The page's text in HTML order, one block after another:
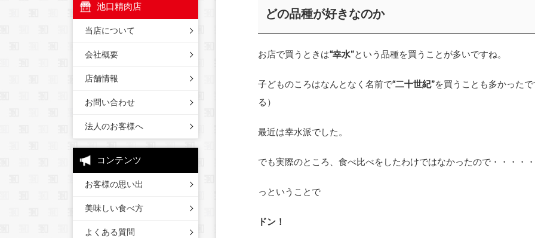
どの品種が好きなのか
お店で買うときは“幸水”という品種を買うことが多いですね。
子どものころはなんとなく名前で“二十世紀”を買うことも多かった
る）
最近は幸水派でした。
でも実際のところ、食べ比べをしたわけではなかったので・・・・
っということで
ドン！
池口精肉店
当店について
会社概要
店舗情報
お問い合わせ
法人のお客様へ
コンテンツ
お客様の思い出
美味しい食べ方
よくある質問